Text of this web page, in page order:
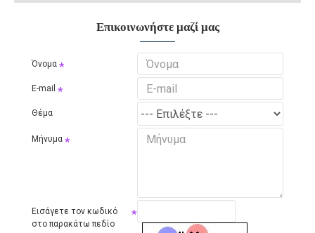
Επικοινωνήστε μαζί μας
Όνομα
E-mail
Θέμα
Μήνυμα
Εισάγετε τον κωδικό
στο παρακάτω πεδίο